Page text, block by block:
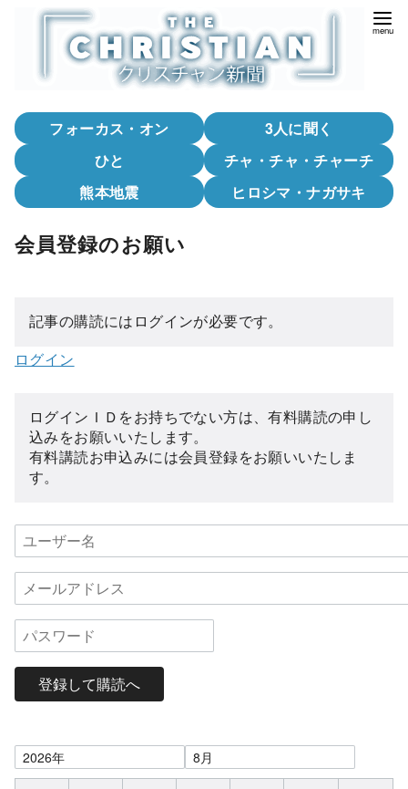
フォーカス・オン
3人に聞く
ひと
チャ・チャ・チャーチ
熊本地震
ヒロシマ・ナガサキ
会員登録のお願い
記事の購読にはログインが必要です。
ログイン
ログインＩＤをお持ちでない方は、有料購読の申し
込みをお願いいたします。
有料講読お申込みには会員登録をお願いいたしま
す。
登録して購読へ